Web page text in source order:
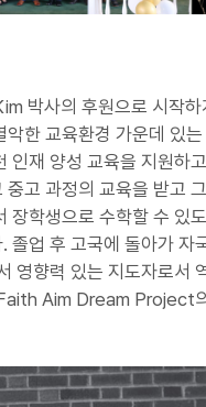
박사의 후원으로 시작하
악한 교육환경 가운데 있
인재 양성 교육을 지원하
중고 과정의 교육을 받고
장학생으로 수학할 수 있
졸업 후 고국에 돌아가 자
영향력 있는 지도자로서
Aim Dream Project